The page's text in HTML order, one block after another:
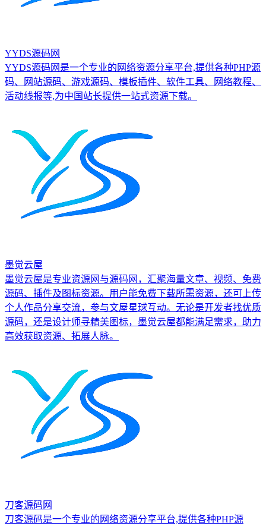
YYDS源码网
YYDS源码网是一个专业的网络资源分享平台,提供各种PHP源
码、网站源码、游戏源码、模板插件、软件工具、网络教程、
活动线报等,为中国站长提供一站式资源下载。
墨觉云屋
墨觉云屋是专业资源网与源码网，汇聚海量文章、视频、免费
源码、插件及图标资源。用户能免费下载所需资源，还可上传
个人作品分享交流，参与文屋星球互动。无论是开发者找优质
源码，还是设计师寻精美图标，墨觉云屋都能满足需求，助力
高效获取资源、拓展人脉。
刀客源码网
刀客源码是一个专业的网络资源分享平台,提供各种PHP源